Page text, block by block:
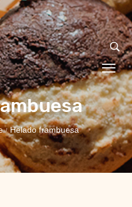
/ Helado frambuesa